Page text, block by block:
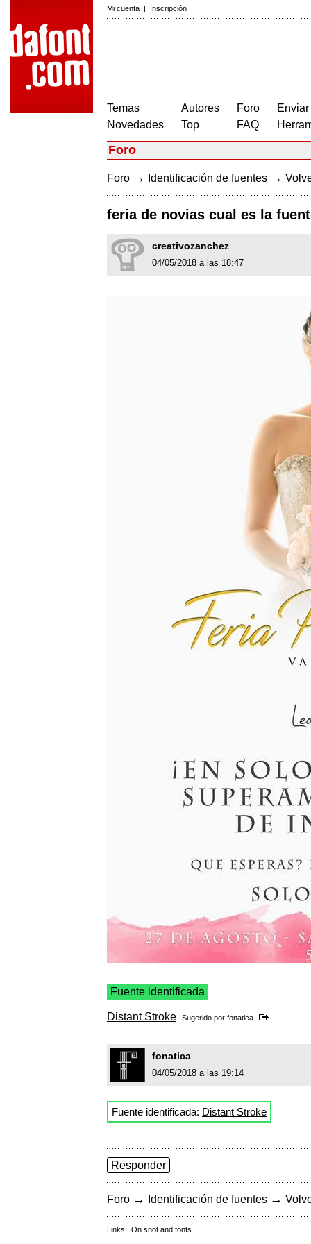
Mi cuenta | Inscripción
Temas
Novedades
Autores
Top
Foro
FAQ
Foro
Foro → Identificación de fuentes →
feria de novias cual es la
creativozanchez
04/05/2018 a las 18:47
Fuente identificada
Distant Stroke Sugerido por fonatica
fonatica
04/05/2018 a las 19:14
Fuente identificada: Distant Stroke
Responder
Foro → Identificación de fuentes →
Links: On snot and fonts